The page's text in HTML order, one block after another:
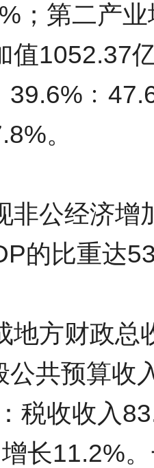
；第二产
值1052.37
。
非公经济增
的比重达
地方财政总
公共预算收
税收收入
长11.2%